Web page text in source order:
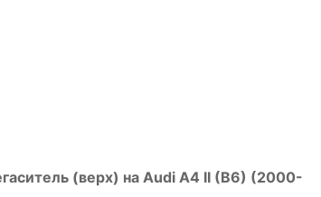
(верх) на Audi A4 II (B6) (2000-